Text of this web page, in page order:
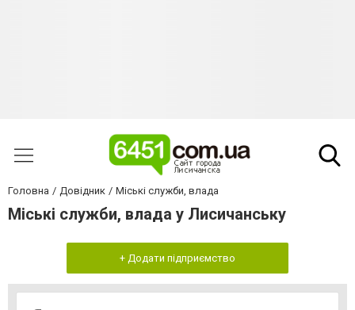
Головна Довідник Міські служби, влада
Міські служби, влада у Лисичанську
+ Додати підприємство